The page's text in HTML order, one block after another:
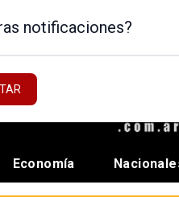
Economía
notificaciones?